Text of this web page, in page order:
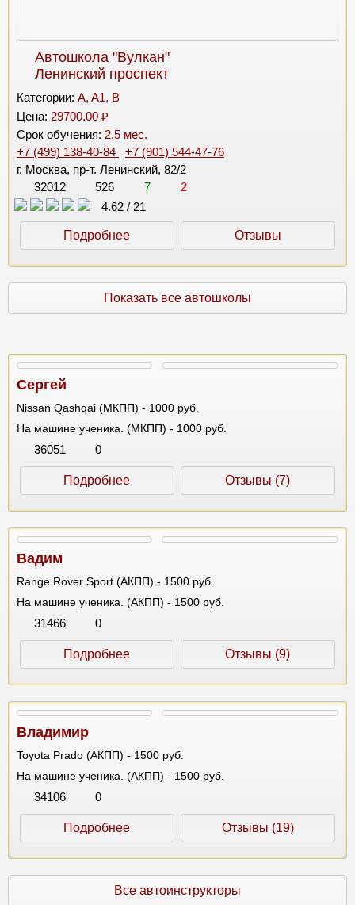
Автошкола "Вулкан"
Ленинский проспект
Категории: A, A1, B
Цена: 29700.00 ₽
Срок обучения: 2.5 мес.
+7 (499) 138-40-84
+7 (901) 544-47-76
г. Москва, пр-т. Ленинский, 82/2
32012
526 7
2
4.62 / 21
Подробнее Отзывы
Показать все автошколы
Сергей
Nissan Qashqai (МКПП) - 1000 руб.
На машине ученика. (МКПП) - 1000 руб.
36051 0
Подробнее Отзывы (7)
Вадим
Range Rover Sport (АКПП) - 1500 руб.
На машине ученика. (АКПП) - 1500 руб.
31466 0
Подробнее Отзывы (9)
Владимир
Toyota Prado (АКПП) - 1500 руб.
На машине ученика. (АКПП) - 1500 руб.
34106 0
Подробнее Отзывы (19)
Все автоинструкторы